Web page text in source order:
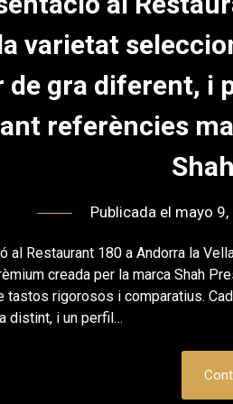
varietat
de gra diferent, i
referències
Publicada el mayo
al Restaurant 180 a Andorra la
creada per la marca Shah
tastos rigorosos i comparatius.
distint, i un perfil…